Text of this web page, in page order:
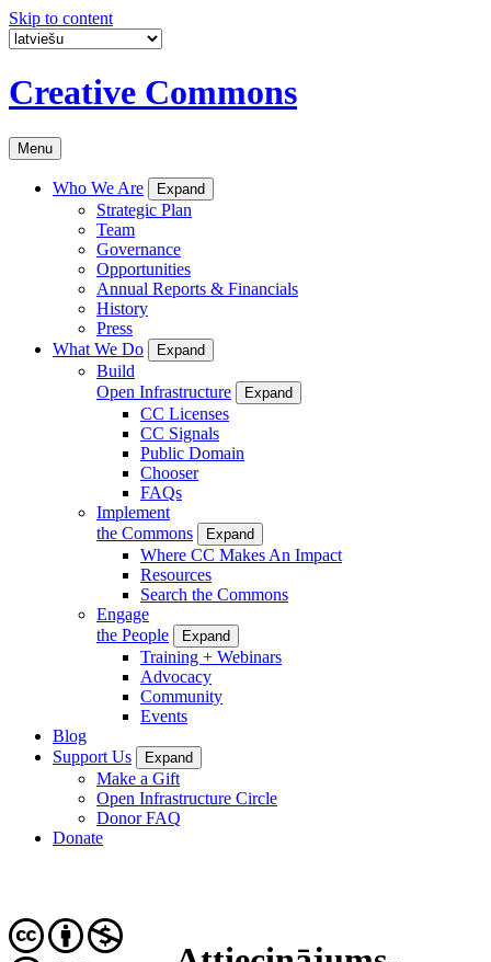
Skip to content
Creative Commons
Menu
Who We Are Expand
Strategic Plan
Team
Governance
Opportunities
Annual Reports & Financials
History
Press
What We Do
Expand
Build
Open Infrastructure
Expand
CC Licenses
CC Signals
Public Domain
Chooser
FAQs
Implement
the Commons
Expand
Where CC Makes An Impact
Resources
Search the Commons
Engage
the People
Expand
Training + Webinars
Advocacy
Community
Events
Blog
Support Us
Expand
Make a Gift
Open Infrastructure Circle
Donor FAQ
Donate